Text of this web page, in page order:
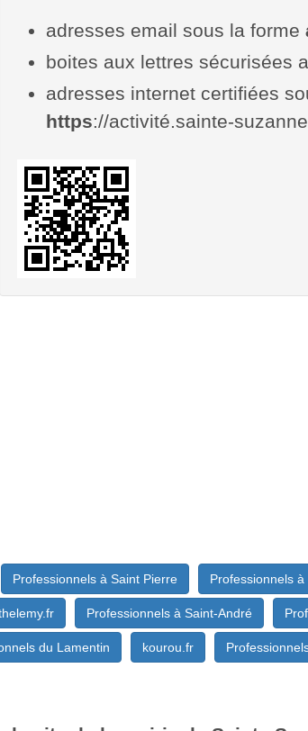
adresses email sous la forme
boites aux lettres sécurisées
adresses internet certifiées
https://activité.sainte-
Professionnels à Saint Pierre Professionnels à
Professionnels à Saint-André
du Lamentin kourou.fr